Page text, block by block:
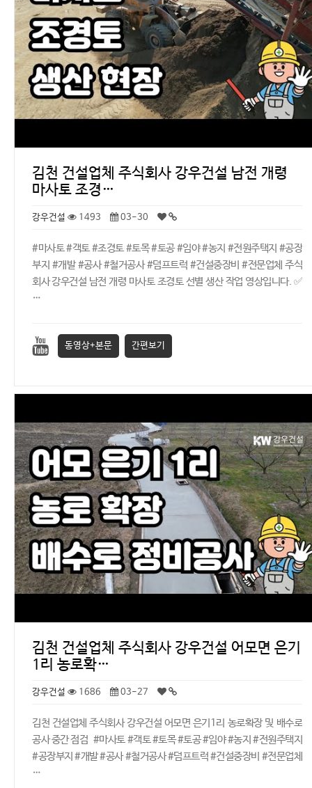
김천 건설업체 주식회사 강우건설 남전 개령
마사토 조경…
강우건설 1493 03-30
#마사토 #객토 #조경토 #토목 #토공 #임야 #농지 #전원주택지 #공장
부지 #개발 #공사 #철거공사 #덤프트럭 #건설중장비 #전문업체 주식
회사 강우건설 남전 개령 마사토 조경토 선별 생산 작업 영상입니다. ✅
…
동영상+본문 간편보기
김천 건설업체 주식회사 강우건설 어모면 은기
1리 농로확…
강우건설 1686 03-27
김천 건설업체 주식회사 강우건설 어모면 은기1리 농로확장 및 배수로
공사 중간 점검 #마사토 #객토 #토목 #토공 #임야 #농지 #전원주택지
#공장부지 #개발 #공사 #철거공사 #덤프트럭 #건설중장비 #전문업체
…